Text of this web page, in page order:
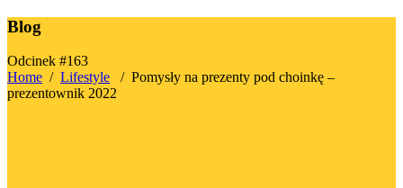
Blog
Odcinek #163
Home / Lifestyle / Pomysły na prezenty pod choinkę –
prezentownik 2022